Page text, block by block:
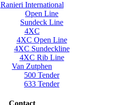
Ranieri International
Open Line
Sundeck Line
4XC
4XC Open Line
4XC Sundeckline
4XC Rib Line
Van Zutphen
500 Tender
633 Tender
Contact